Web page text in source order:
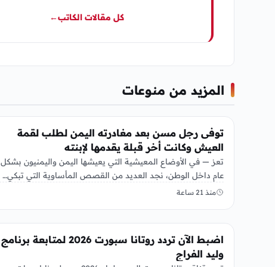
كل مقالات الكاتب←
المزيد من منوعات
توفى رجل مسن بعد مغادرته اليمن لطلب لقمة
العيش وكانت أخر قبلة يقدمها لإبنته
تعز — في الأوضاع المعيشية التي يعيشها اليمن واليمنيون بشكل
عام داخل الوطن، نجد العديد من القصص المأساوية التي تبكي…
منذ 21 ساعة
اضبط الآن تردد روتانا سبورت 2026 لمتابعة برنامج
وليد الفراج